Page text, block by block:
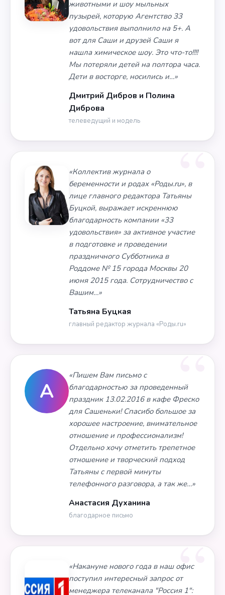
животными и шоу мыльных
пузырей, которую Агентство 33
удовольствия выполнило на 5+. А
вот для Саши и друзей Саши я
нашла химическое шоу. Это что-то!!!!
Мы потеряли детей на полтора часа.
Дети в восторге, носились и…»
Дмитрий Дибров и Полина
Диброва
телеведущий и модель
«Коллектив журнала о
беременности и родах «Роды.ru», в
лице главного редактора Татьяны
Буцкой, выражает искреннюю
благодарность компании «33
удовольствия» за активное участие
в подготовке и проведении
праздничного Субботника в
Роддоме № 15 города Москвы 20
июня 2015 года. Сотрудничество с
Вашим…»
Татьяна Буцкая
главный редактор журнала «Роды.ru»
А
«Пишем Вам письмо с
благодарностью за проведенный
праздник 13.02.2016 в кафе Фреско
для Сашеньки! Спасибо большое за
хорошее настроение, внимательное
отношение и профессионализм!
Отдельно хочу отметить трепетное
отношение и творческий подход
Татьяны с первой минуты
телефонного разговора, а так же…»
Анастасия Духанина
благодарное письмо
«Накануне нового года в наш офис
поступил интересный запрос от
менеджера телеканала "Россия 1":